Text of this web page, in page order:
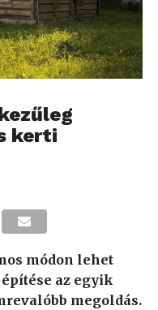
kerti
módon lehet
az egyik
megoldás.